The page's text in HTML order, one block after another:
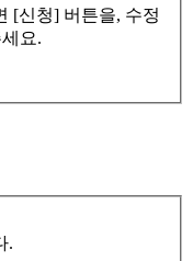
[신청] 버튼을, 수정
요.
.